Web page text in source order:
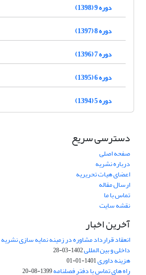
دوره 9 (1398)
دوره 8 (1397)
دوره 7 (1396)
دوره 6 (1395)
دوره 5 (1394)
دسترسی سریع
صفحه اصلی
درباره نشریه
اعضای هیات تحریریه
ارسال مقاله
تماس با ما
نقشه سایت
آخرین اخبار
انعقاد قرارداد مشاوره در زمینه نمایه سازی
داخلی و بین المللی1402-03-28
هزینه داوری1401-01-01
راه های تماس با دفتر فصلنامه1399-08-20